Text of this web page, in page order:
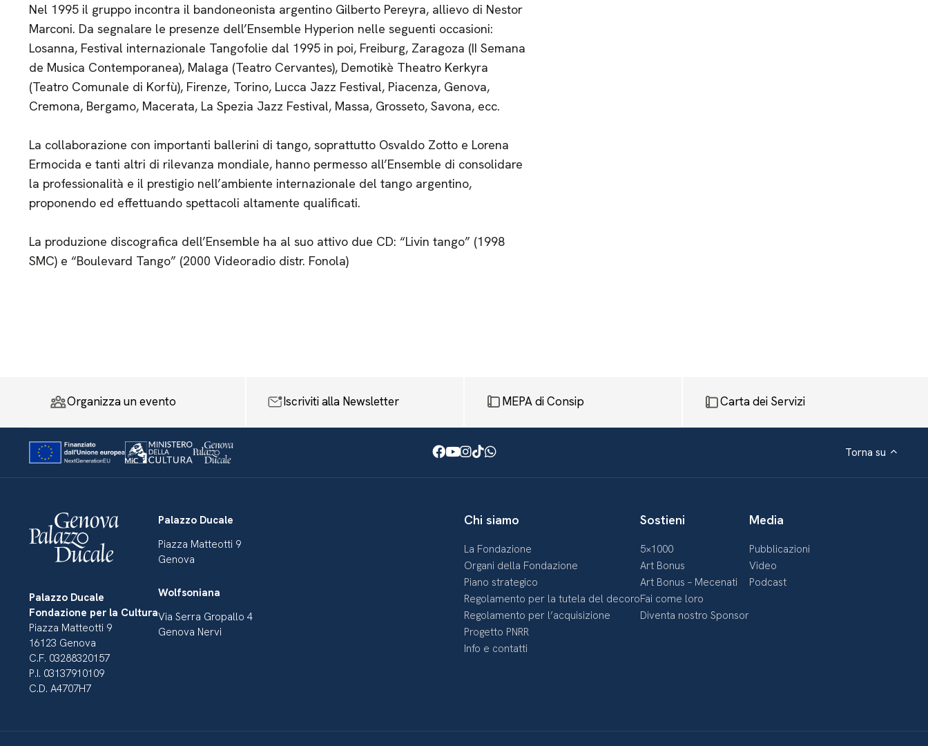
Nel 1995 il gruppo incontra il bandoneonista argentino Gilberto Pereyra, allievo di Nestor
Marconi. Da segnalare le presenze dell’Ensemble Hyperion nelle seguenti occasioni:
Losanna, Festival internazionale Tangofolie dal 1995 in poi, Freiburg, Zaragoza (II Semana
de Musica Contemporanea), Malaga (Teatro Cervantes), Demotikè Theatro Kerkyra
(Teatro Comunale di Korfù), Firenze, Torino, Lucca Jazz Festival, Piacenza, Genova,
Cremona, Bergamo, Macerata, La Spezia Jazz Festival, Massa, Grosseto, Savona, ecc.
La collaborazione con importanti ballerini di tango, soprattutto Osvaldo Zotto e Lorena
Ermocida e tanti altri di rilevanza mondiale, hanno permesso all’Ensemble di consolidare
la professionalità e il prestigio nell’ambiente internazionale del tango argentino,
proponendo ed effettuando spettacoli altamente qualificati.
La produzione discografica dell’Ensemble ha al suo attivo due CD: “Livin tango” (1998
SMC) e “Boulevard Tango” (2000 Videoradio distr. Fonola)
Organizza un evento Iscriviti alla Newsletter MEPA di Consip Carta dei Servizi
Facebook
Youtube
Instagram
TikTok
WhatsApp Torna su
Palazzo Ducale
Fondazione per la Cultura
Piazza Matteotti 9
16123 Genova
C.F. 03288320157
P.I. 03137910109
C.D. A4707H7
Palazzo Ducale
Piazza Matteotti 9
Genova
Wolfsoniana
Via Serra Gropallo 4
Genova Nervi
Chi siamo
La Fondazione
Organi della Fondazione
Piano strategico
Regolamento per la tutela del decoro
Regolamento per l’acquisizione
Progetto PNRR
Info e contatti
Sostieni
5×1000
Art Bonus
Art Bonus – Mecenati
Fai come loro
Diventa nostro Sponsor
Media
Pubblicazioni
Video
Podcast